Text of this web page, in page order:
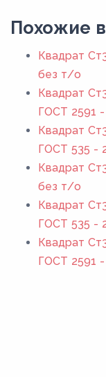
Похожие
Квадрат
без т/о
Квадрат
ГОСТ 2591
Квадрат
ГОСТ 535 -
Квадрат
без т/о
Квадрат
ГОСТ 535 -
Квадрат
ГОСТ 2591